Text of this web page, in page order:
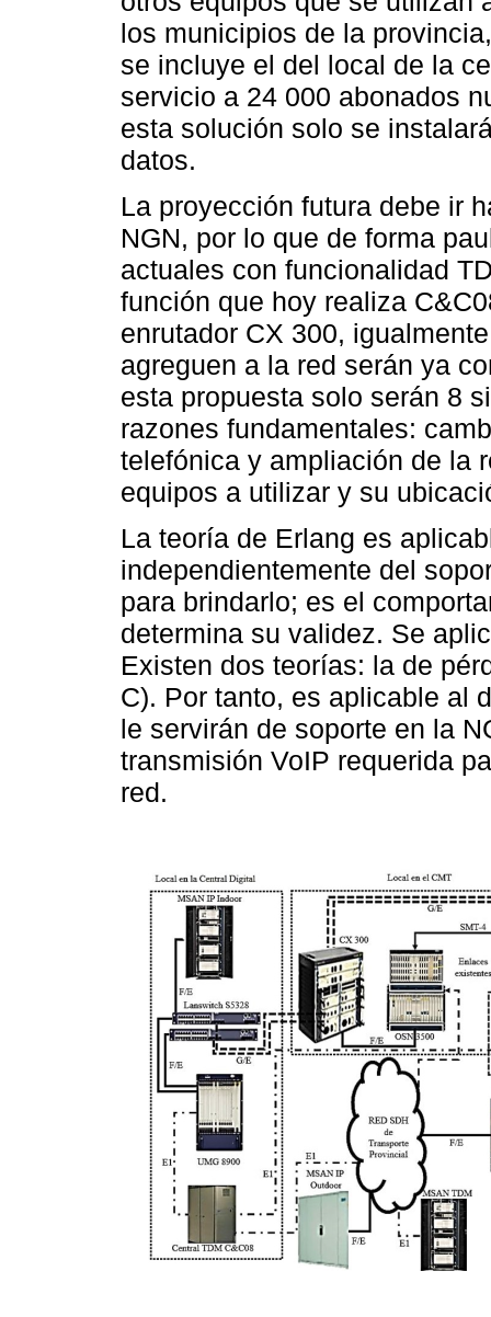
los municipios de la
se incluye el del local de la
servicio a 24 000 abonados
esta solución solo se
datos.
La proyección futura debe ir
NGN, por lo que de forma
actuales con funcionalidad
función que hoy realiza
enrutador CX 300,
agreguen a la red serán ya
esta propuesta solo serán 8
razones fundamentales:
telefónica y ampliación de la
equipos a utilizar y su
La teoría de Erlang es
independientemente del
para brindarlo; es el
determina su validez. Se
Existen dos teorías: la de
C). Por tanto, es aplicable al
le servirán de soporte en la
transmisión VoIP requerida
red.